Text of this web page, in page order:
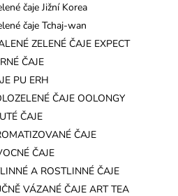
čaje Jižní Korea
čaje Tchaj-wan
ZELENÉ ČAJE EXPECT
ČAJE
PU ERH
ČAJE OOLONGY
ČAJE
ČAJE
ČAJE
A ROSTLINNÉ ČAJE
VÁZANÉ ČAJE ART TEA